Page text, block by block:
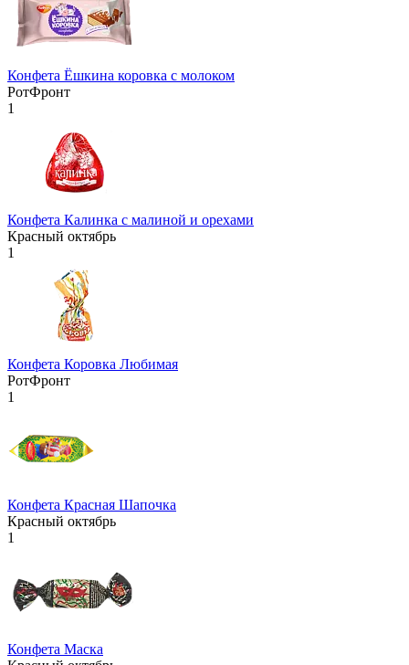
Конфета Ёшкина коровка с молоком
РотФронт
1
Конфета Калинка с малиной и орехами
Красный октябрь
1
Конфета Коровка Любимая
РотФронт
1
Конфета Красная Шапочка
Красный октябрь
1
Конфета Маска